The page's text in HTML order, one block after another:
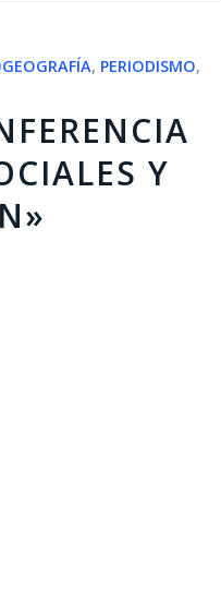
, PERIODISMO,
Y